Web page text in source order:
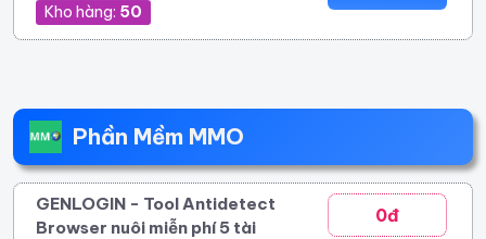
Kho hàng: 50
Phần Mềm MMO
GENLOGIN - Tool Antidetect
Browser nuôi miễn phí 5 tài
0đ